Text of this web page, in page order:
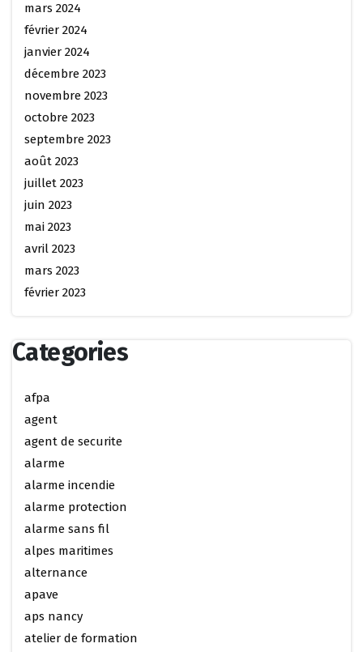
mars 2024
février 2024
janvier 2024
décembre 2023
novembre 2023
octobre 2023
septembre 2023
août 2023
juillet 2023
juin 2023
mai 2023
avril 2023
mars 2023
février 2023
Categories
afpa
agent
agent de securite
alarme
alarme incendie
alarme protection
alarme sans fil
alpes maritimes
alternance
apave
aps nancy
atelier de formation